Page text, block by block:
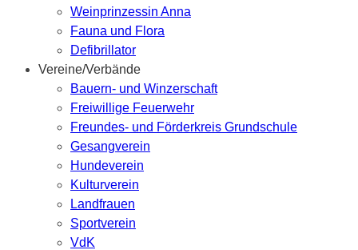
Weinprinzessin Anna
Fauna und Flora
Defibrillator
Vereine/Verbände
Bauern- und Winzerschaft
Freiwillige Feuerwehr
Freundes- und Förderkreis Grundschule
Gesangverein
Hundeverein
Kulturverein
Landfrauen
Sportverein
VdK